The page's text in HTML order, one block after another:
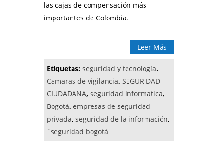
las cajas de compensación más
importantes de Colombia.
Leer Más
Etiquetas: seguridad y tecnología,
Camaras de vigilancia, SEGURIDAD
CIUDADANA, seguridad informatica,
Bogotá, empresas de seguridad
privada, seguridad de la información,
´seguridad bogotá